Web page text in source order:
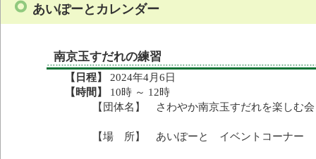
あいぽーとカレンダー
南京玉すだれの練習
【日程】
2024年4月6日
【時間】
10時 ～ 12時
【団体名】 さわやか南京玉すだれを楽しむ会
【場 所】 あいぽーと イベントコーナー